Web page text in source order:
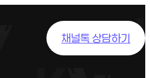
채널톡 상담하기